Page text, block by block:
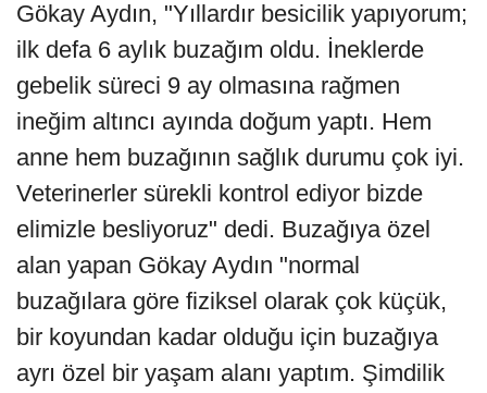
Gökay Aydın, "Yıllardır besicilik yapıyorum;
ilk defa 6 aylık buzağım oldu. İneklerde
gebelik süreci 9 ay olmasına rağmen
ineğim altıncı ayında doğum yaptı. Hem
anne hem buzağının sağlık durumu çok iyi.
Veterinerler sürekli kontrol ediyor bizde
elimizle besliyoruz" dedi. Buzağıya özel
alan yapan Gökay Aydın "normal
buzağılara göre fiziksel olarak çok küçük,
bir koyundan kadar olduğu için buzağıya
ayrı özel bir yaşam alanı yaptım. Şimdilik